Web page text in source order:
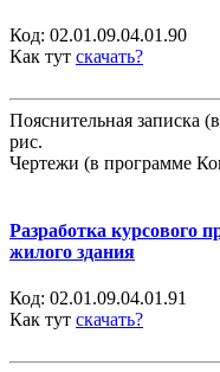
Код: 02.01.09.04.01.90
Как тут скачать?
Пояснительная записка
рис.
Чертежи (в программе
Разработка курсового
жилого здания
Код: 02.01.09.04.01.91
Как тут скачать?